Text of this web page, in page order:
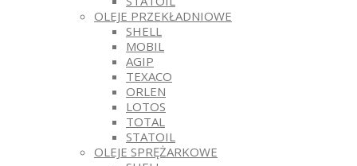
OLEJE PRZEKŁADNIOWE
SHELL
MOBIL
AGIP
TEXACO
ORLEN
LOTOS
TOTAL
STATOIL
OLEJE SPRĘŻARKOWE